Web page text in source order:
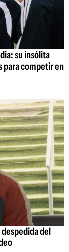
su insólita
para competir en
del